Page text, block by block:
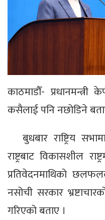
काठमाडौँ- प्रधानमन्त्री
कसैलाई पनि नछोडिने
बुधबार राष्ट्रिय
राष्ट्रबाट विकासशील
प्रतिवेदनमाथिको
नसोची सरकार
गरिएको बताए ।